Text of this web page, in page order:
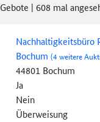
Gebote | 608 mal
Nachhaltigkeitsbüro
Bochum(4 weitere
44801 Bochum
Ja
Nein
Überweisung